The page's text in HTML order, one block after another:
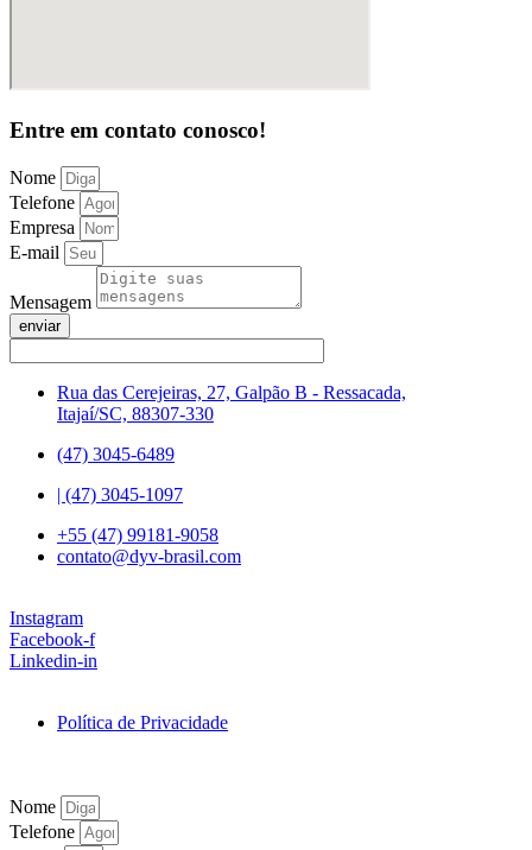
Entre em contato conosco!
Nome
Telefone
Empresa
E-mail
Mensagem
enviar
Rua das Cerejeiras, 27, Galpão B - Ressacada,
Itajaí/SC, 88307-330
(47) 3045-6489
| (47) 3045-1097
+55 (47) 99181-9058
contato@dyv-brasil.com
Instagram
Facebook-f
Linkedin-in
Política de Privacidade
Nome
Telefone